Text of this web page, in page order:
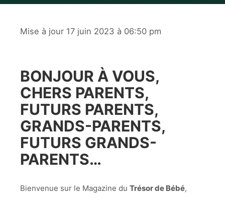
Mise à jour 17 juin 2023 à 06:50 pm
BONJOUR À VOUS,
CHERS PARENTS,
FUTURS PARENTS,
GRANDS-PARENTS,
FUTURS GRANDS-
PARENTS…
Bienvenue sur le Magazine du Trésor de Bébé,